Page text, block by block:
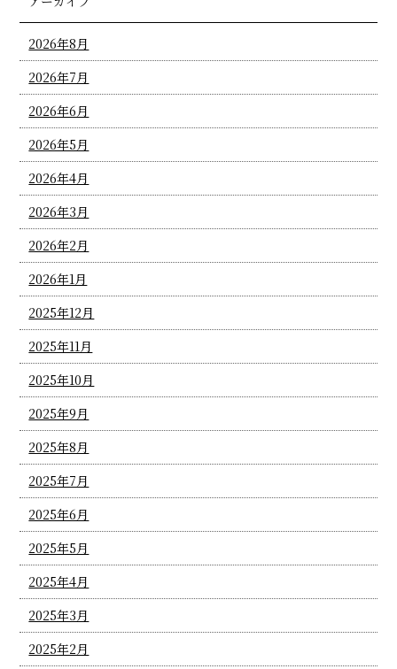
2026年8月
2026年7月
2026年6月
2026年5月
2026年4月
2026年3月
2026年2月
2026年1月
2025年12月
2025年11月
2025年10月
2025年9月
2025年8月
2025年7月
2025年6月
2025年5月
2025年4月
2025年3月
2025年2月